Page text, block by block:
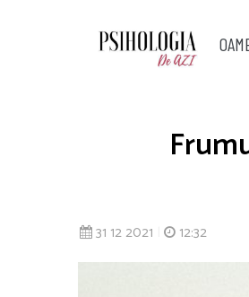
31 12 2021 12:32